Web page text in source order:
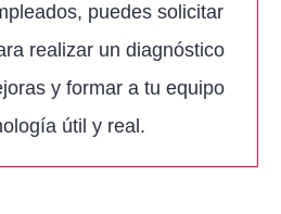
puedes solicitar
realizar un diagnóstico
y formar a tu equipo
útil y real.